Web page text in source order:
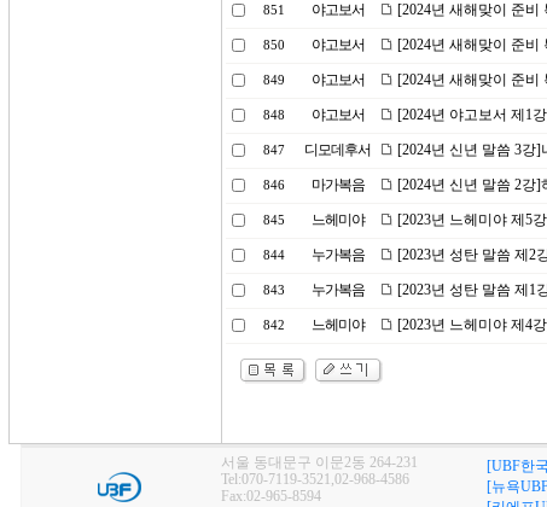
851 야고보서 [2024년 새해맞이 준비
850 야고보서 [2024년 새해맞이 준비
849 야고보서 [2024년 새해맞이 준비
848 야고보서 [2024년 야고보서 제1
847 디모데후서 [2024년 신년 말씀 3강
846 마가복음 [2024년 신년 말씀 2강
845 느헤미야 [2023년 느헤미야 제5
844 누가복음 [2023년 성탄 말씀 제2
843 누가복음 [2023년 성탄 말씀 제1
842 느헤미야 [2023년 느헤미야 제4
서울 동대문구 이문2동 264-231
Tel:070-7119-3521,02-968-4586
Fax:02-965-8594
[UBF한
[뉴욕